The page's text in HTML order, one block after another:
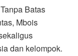
Batas
Mbois
dan kelompok.